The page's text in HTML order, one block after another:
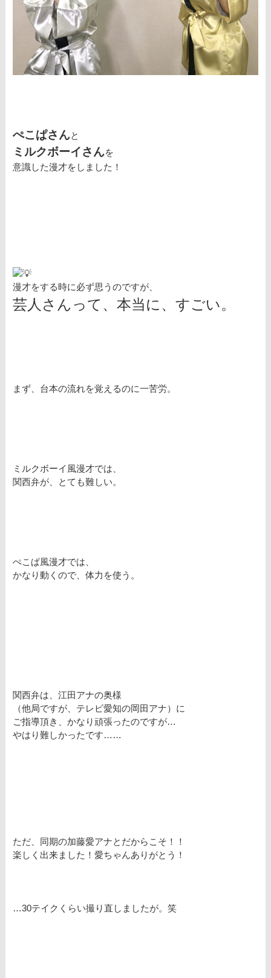
ぺこぱさんと
ミルクボーイさんを
意識した漫才をしました！
漫才をする時に必ず思うのですが、
芸人さんって、本当に、すごい。
まず、台本の流れを覚えるのに一苦労。
ミルクボーイ風漫才では、
関西弁が、とても難しい。
ぺこぱ風漫才では、
かなり動くので、体力を使う。
関西弁は、江田アナの奥様
（他局ですが、テレビ愛知の岡田アナ）に
ご指導頂き、かなり頑張ったのですが…
やはり難しかったです……
ただ、同期の加藤愛アナとだからこそ！！
楽しく出来ました！愛ちゃんありがとう！
…30テイクくらい撮り直しましたが。笑